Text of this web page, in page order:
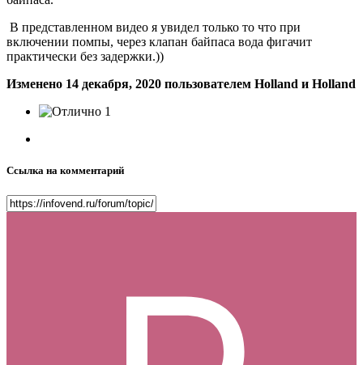
В представленном видео я увидел только то что при
включении помпы, через клапан байпаса вода фигачит
практически без задержки.))
Изменено 14 декабря, 2020 пользователем Holland и Holland
1
Ссылка на комментарий